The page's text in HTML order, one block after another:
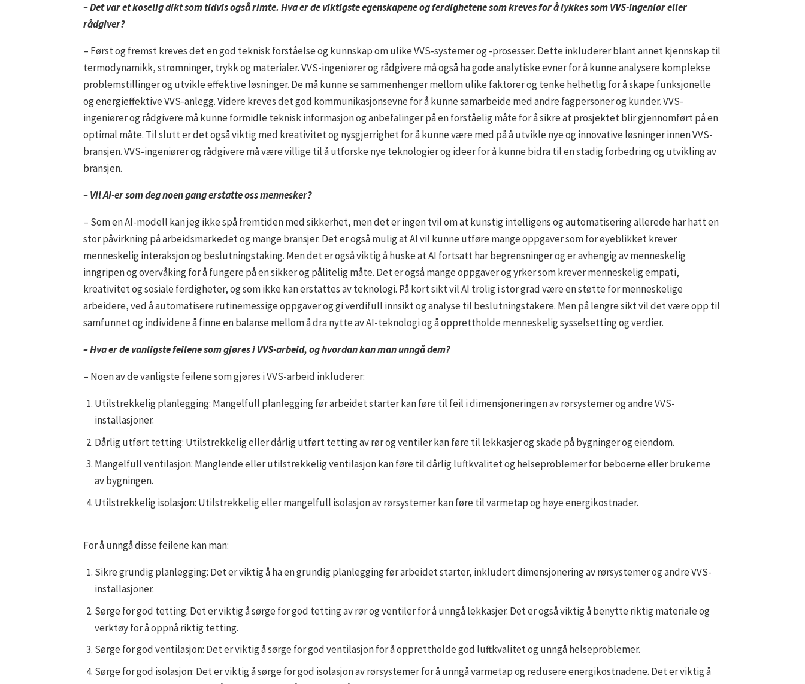
– Det var et koselig dikt som tidvis også rimte. Hva er de viktigste egenskapene og ferdighetene som kreves for å lykkes som VVS-ingeniør eller
rådgiver?
– Først og fremst kreves det en god teknisk forståelse og kunnskap om ulike VVS-systemer og -prosesser. Dette inkluderer blant annet kjennskap til
termodynamikk, strømninger, trykk og materialer. VVS-ingeniører og rådgivere må også ha gode analytiske evner for å kunne analysere komplekse
problemstillinger og utvikle effektive løsninger. De må kunne se sammenhenger mellom ulike faktorer og tenke helhetlig for å skape funksjonelle
og energieffektive VVS-anlegg. Videre kreves det god kommunikasjonsevne for å kunne samarbeide med andre fagpersoner og kunder. VVS-
ingeniører og rådgivere må kunne formidle teknisk informasjon og anbefalinger på en forståelig måte for å sikre at prosjektet blir gjennomført på en
optimal måte. Til slutt er det også viktig med kreativitet og nysgjerrighet for å kunne være med på å utvikle nye og innovative løsninger innen VVS-
bransjen. VVS-ingeniører og rådgivere må være villige til å utforske nye teknologier og ideer for å kunne bidra til en stadig forbedring og utvikling av
bransjen.
– Vil AI-er som deg noen gang erstatte oss mennesker?
– Som en AI-modell kan jeg ikke spå fremtiden med sikkerhet, men det er ingen tvil om at kunstig intelligens og automatisering allerede har hatt en
stor påvirkning på arbeidsmarkedet og mange bransjer. Det er også mulig at AI vil kunne utføre mange oppgaver som for øyeblikket krever
menneskelig interaksjon og beslutningstaking. Men det er også viktig å huske at AI fortsatt har begrensninger og er avhengig av menneskelig
inngripen og overvåking for å fungere på en sikker og pålitelig måte. Det er også mange oppgaver og yrker som krever menneskelig empati,
kreativitet og sosiale ferdigheter, og som ikke kan erstattes av teknologi. På kort sikt vil AI trolig i stor grad være en støtte for menneskelige
arbeidere, ved å automatisere rutinemessige oppgaver og gi verdifull innsikt og analyse til beslutningstakere. Men på lengre sikt vil det være opp til
samfunnet og individene å finne en balanse mellom å dra nytte av AI-teknologi og å opprettholde menneskelig sysselsetting og verdier.
– Hva er de vanligste feilene som gjøres i VVS-arbeid, og hvordan kan man unngå dem?
– Noen av de vanligste feilene som gjøres i VVS-arbeid inkluderer:
Utilstrekkelig planlegging: Mangelfull planlegging før arbeidet starter kan føre til feil i dimensjoneringen av rørsystemer og andre VVS-
installasjoner.
Dårlig utført tetting: Utilstrekkelig eller dårlig utført tetting av rør og ventiler kan føre til lekkasjer og skade på bygninger og eiendom.
Mangelfull ventilasjon: Manglende eller utilstrekkelig ventilasjon kan føre til dårlig luftkvalitet og helseproblemer for beboerne eller brukerne
av bygningen.
Utilstrekkelig isolasjon: Utilstrekkelig eller mangelfull isolasjon av rørsystemer kan føre til varmetap og høye energikostnader.
For å unngå disse feilene kan man:
Sikre grundig planlegging: Det er viktig å ha en grundig planlegging før arbeidet starter, inkludert dimensjonering av rørsystemer og andre VVS-
installasjoner.
Sørge for god tetting: Det er viktig å sørge for god tetting av rør og ventiler for å unngå lekkasjer. Det er også viktig å benytte riktig materiale og
verktøy for å oppnå riktig tetting.
Sørge for god ventilasjon: Det er viktig å sørge for god ventilasjon for å opprettholde god luftkvalitet og unngå helseproblemer.
Sørge for god isolasjon: Det er viktig å sørge for god isolasjon av rørsystemer for å unngå varmetap og redusere energikostnadene. Det er viktig å